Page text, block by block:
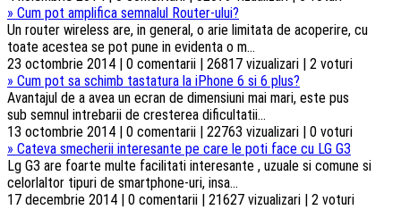
» Cum pot amplifica semnalul Router-ului?
Un router wireless are, in general, o arie limitata de acoperire, cu
toate acestea se pot pune in evidenta o m...
23 octombrie 2014 | 0 comentarii | 26817 vizualizari | 2 voturi
» Cum pot sa schimb tastatura la iPhone 6 si 6 plus?
Avantajul de a avea un ecran de dimensiuni mai mari, este pus
sub semnul intrebarii de cresterea dificultatii...
13 octombrie 2014 | 0 comentarii | 22763 vizualizari | 0 voturi
» Cateva smecherii interesante pe care le poti face cu LG G3
Lg G3 are foarte multe facilitati interesante , uzuale si comune si
celorlaltor tipuri de smartphone-uri, insa...
17 decembrie 2014 | 0 comentarii | 21627 vizualizari | 2 voturi